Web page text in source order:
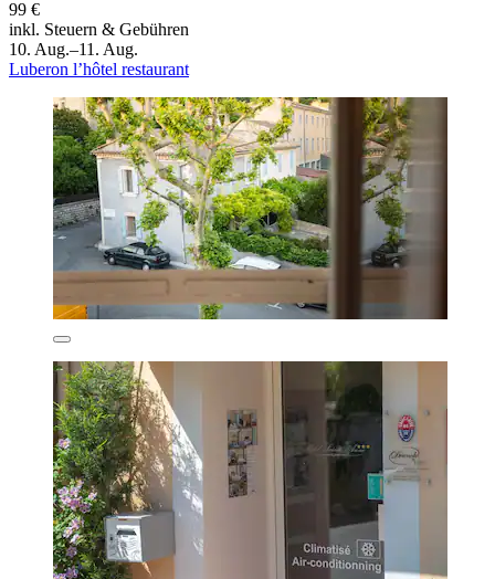
99 €
inkl. Steuern & Gebühren
10. Aug.–11. Aug.
Luberon l’hôtel restaurant